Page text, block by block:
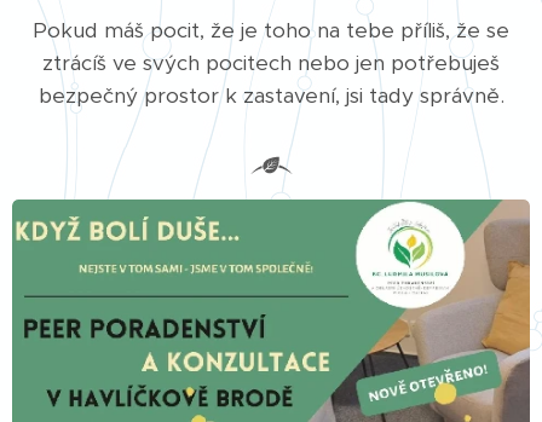
Pokud máš pocit, že je toho na tebe příliš, že se
ztrácíš ve svých pocitech nebo jen potřebuješ
bezpečný prostor k zastavení, jsi tady správně.